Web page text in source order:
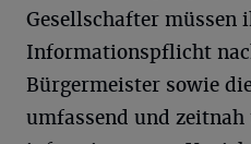
Gesellschafter müssen
Informationspflicht
Bürgermeister sowie
umfassend und zeitnah